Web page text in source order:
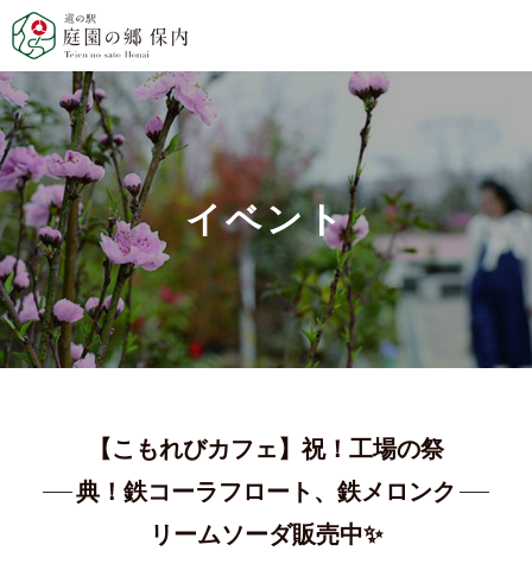
イベント
【こもれびカフェ】祝！工場の祭
典！鉄コーラフロート、鉄メロンク
リームソーダ販売中✨